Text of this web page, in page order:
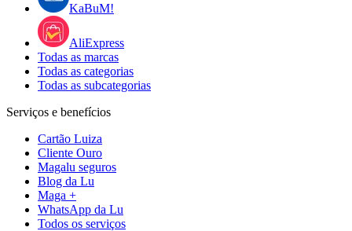
KaBuM!
AliExpress
Todas as marcas
Todas as categorias
Todas as subcategorias
Serviços e benefícios
Cartão Luiza
Cliente Ouro
Magalu seguros
Blog da Lu
Maga +
WhatsApp da Lu
Todos os serviços